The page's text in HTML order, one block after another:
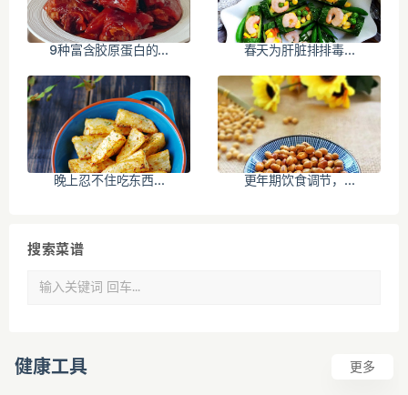
9种富含胶原蛋白的... 春天为肝脏排排毒...
晚上忍不住吃东西... 更年期饮食调节，...
搜索菜谱
健康工具 更多